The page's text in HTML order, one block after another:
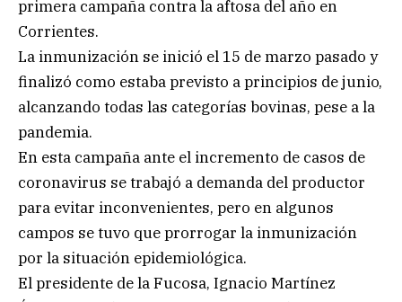
primera campaña contra la aftosa del año en
Corrientes.
La inmunización se inició el 15 de marzo pasado y
finalizó como estaba previsto a principios de junio,
alcanzando todas las categorías bovinas, pese a la
pandemia.
En esta campaña ante el incremento de casos de
coronavirus se trabajó a demanda del productor
para evitar inconvenientes, pero en algunos
campos se tuvo que prorrogar la inmunización
por la situación epidemiológica.
El presidente de la Fucosa, Ignacio Martínez